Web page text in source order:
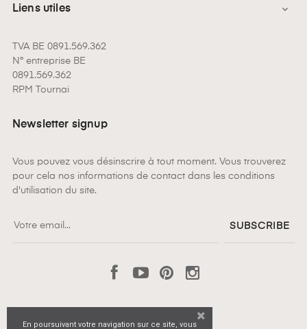
Liens utiles 
TVA BE 0891.569.362
N° entreprise BE
0891.569.362
RPM Tournai
Newsletter signup
Vous pouvez vous désinscrire à tout moment. Vous trouverez
pour cela nos informations de contact dans les conditions
d'utilisation du site.
SUBSCRIBE
FacebookYouTubePinterest
En poursuivant votre navigation sur ce site, vous